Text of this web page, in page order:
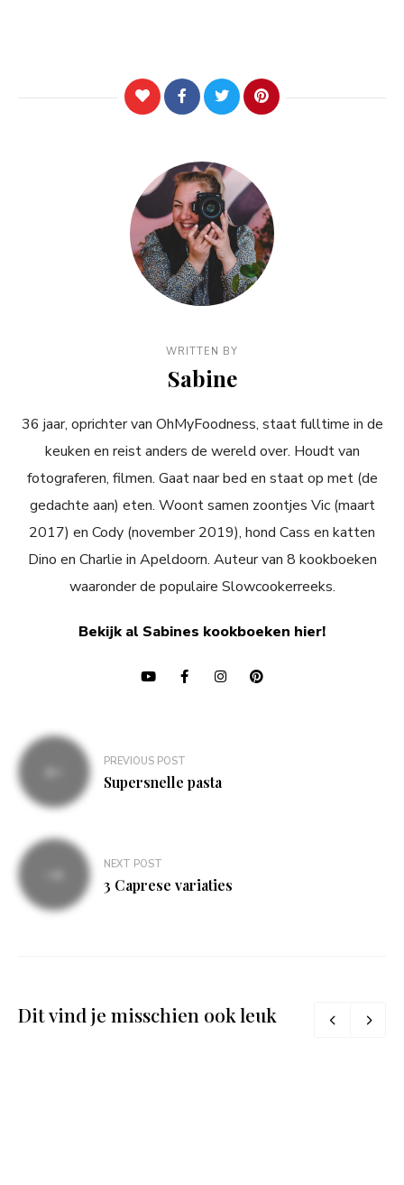
WRITTEN BY
Sabine
36 jaar, oprichter van OhMyFoodness, staat fulltime in de
keuken en reist anders de wereld over. Houdt van
fotograferen, filmen. Gaat naar bed en staat op met (de
gedachte aan) eten. Woont samen zoontjes Vic (maart
2017) en Cody (november 2019), hond Cass en katten
Dino en Charlie in Apeldoorn. Auteur van 8 kookboeken
waaronder de populaire Slowcookerreeks.
Bekijk al Sabines kookboeken hier!
Bericht
navigatie
PREVIOUS POST
Supersnelle pasta
NEXT POST
3 Caprese variaties
Dit vind je misschien ook leuk